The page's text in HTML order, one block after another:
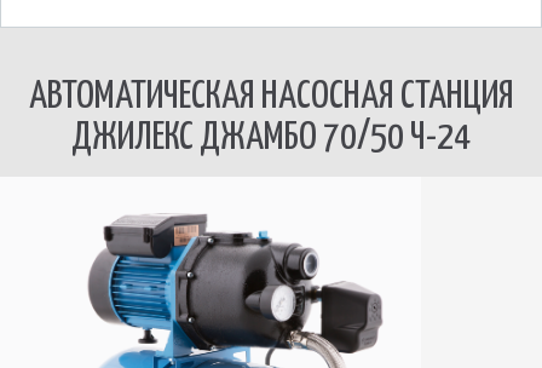
АВТОМАТИЧЕСКАЯ НАСОСНАЯ СТАНЦИЯ
ДЖИЛЕКС ДЖАМБО 70/50 Ч-24